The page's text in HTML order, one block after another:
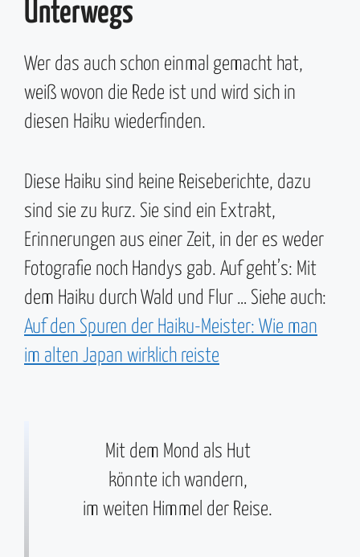
Unterwegs
Wer das auch schon einmal gemacht hat,
weiß wovon die Rede ist und wird sich in
diesen Haiku wiederfinden.
Diese Haiku sind keine Reiseberichte, dazu
sind sie zu kurz. Sie sind ein Extrakt,
Erinnerungen aus einer Zeit, in der es weder
Fotografie noch Handys gab. Auf geht’s: Mit
dem Haiku durch Wald und Flur … Siehe auch:
Auf den Spuren der Haiku-Meister: Wie man
im alten Japan wirklich reiste
Mit dem Mond als Hut
könnte ich wandern,
im weiten Himmel der Reise.